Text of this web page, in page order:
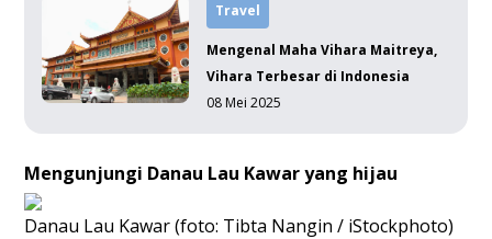
Travel
Mengenal Maha Vihara Maitreya,
Vihara Terbesar di Indonesia
08 Mei 2025
Mengunjungi Danau Lau Kawar yang hijau
Danau Lau Kawar (foto: Tibta Nangin / iStockphoto)